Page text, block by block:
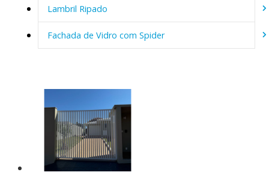
Lambril Ripado
Fachada de Vidro com Spider